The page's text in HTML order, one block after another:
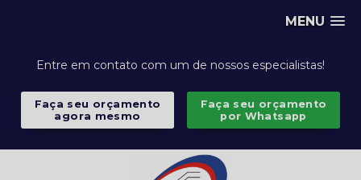
MENU
Entre em contato com um de nossos especialistas!
Faça seu orçamento
agora mesmo
Faça seu orçamento
por Whatsapp